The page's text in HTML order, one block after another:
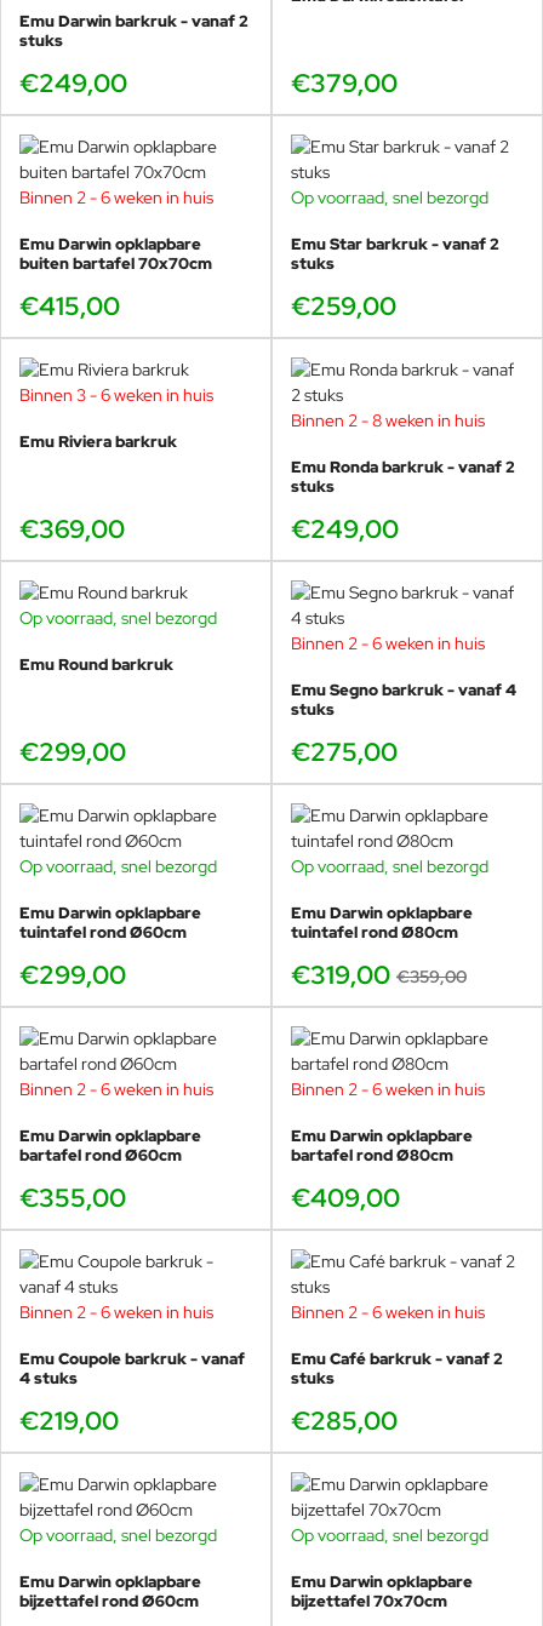
culturen; ze zijn voortdurend op zoek naar de juiste esthetische
uitdrukking van het materiaal en de technologieën waar ze mee
bezig zijn.
Emu Darwin barkruk - vanaf 2
stuks
€249,00 €379,00
Binnen 2 - 6 weken in huis
Emu Darwin opklapbare
buiten bartafel 70x70cm
€415,00
Op voorraad, snel bezorgd
Emu Star barkruk - vanaf 2
stuks
€259,00
Binnen 3 - 6 weken in huis
Emu Riviera barkruk
€369,00
Binnen 2 - 8 weken in huis
Emu Ronda barkruk - vanaf 2
stuks
€249,00
Op voorraad, snel bezorgd
Emu Round barkruk
€299,00
Binnen 2 - 6 weken in huis
Emu Segno barkruk - vanaf 4
stuks
€275,00
Op voorraad, snel bezorgd
Emu Darwin opklapbare
tuintafel rond Ø60cm
€299,00
-11%
Op voorraad, snel bezorgd
Emu Darwin opklapbare
tuintafel rond Ø80cm
€319,00 €359,00
Binnen 2 - 6 weken in huis
Emu Darwin opklapbare
bartafel rond Ø60cm
€355,00
Binnen 2 - 6 weken in huis
Emu Darwin opklapbare
bartafel rond Ø80cm
€409,00
Binnen 2 - 6 weken in huis
Emu Coupole barkruk - vanaf
4 stuks
€219,00
Binnen 2 - 6 weken in huis
Emu Café barkruk - vanaf 2
stuks
€285,00
Op voorraad, snel bezorgd
Emu Darwin opklapbare
bijzettafel rond Ø60cm
Op voorraad, snel bezorgd
Emu Darwin opklapbare
bijzettafel 70x70cm